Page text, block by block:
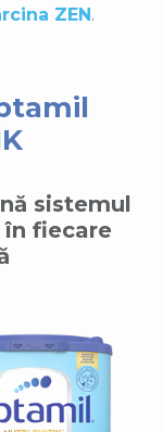
ZEN .
sistemul
fiecare